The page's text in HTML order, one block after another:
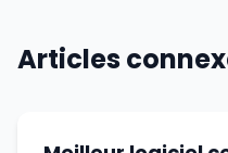
Articles